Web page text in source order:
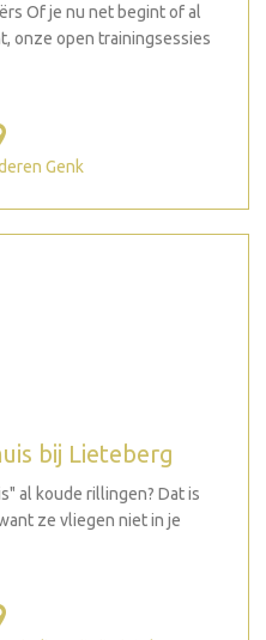
Of je nu net begint of al
onze open trainingsessies
Genk
bij Lieteberg
al koude rillingen? Dat is
ze vliegen niet in je